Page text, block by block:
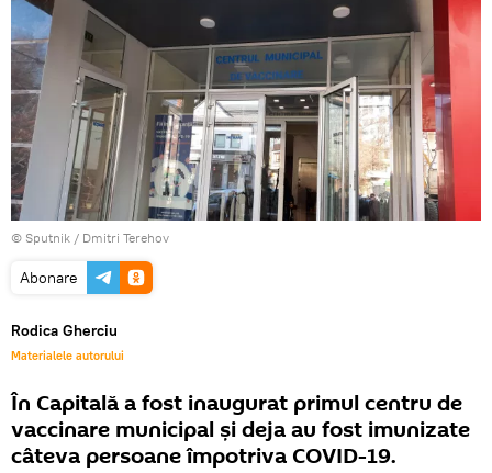
© Sputnik / Dmitri Terehov
Abonare
Rodica Gherciu
Materialele autorului
În Capitală a fost inaugurat primul centru de
vaccinare municipal și deja au fost imunizate
câteva persoane împotriva COVID-19.